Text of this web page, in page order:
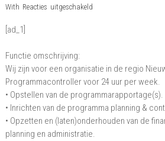
With Reacties uitgeschakeldvoor
[ad_1]
Functie omschrijving:
Wij zijn voor een organisatie in de regio
Programmacontroller voor 24 uur per week.
• Opstellen van de programmarapportage(s).
• Inrichten van de programma planning &
• Opzetten en (laten)onderhouden van de
planning en administratie.